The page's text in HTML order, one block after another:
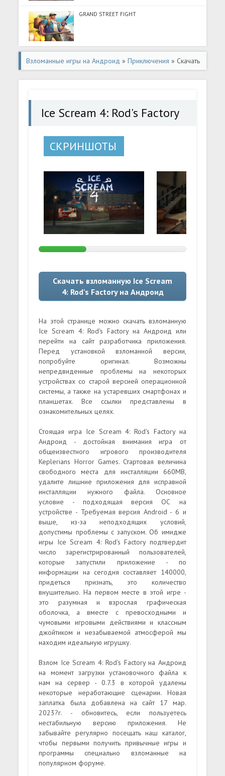
GRAND STREET FIGHT
Взломанные игры на Андроид »Приключения » Скачать
Ice Scream 4: Rod's Factory (Разблокировано все) на
Ice Scream 4: Rod's Factory
СКРИНШОТЫ
Скачать взломанную Ice Scream
4: Rod's Factory на Андроид
На этой странице можно скачать взломанную
Ice Scream 4: Rod's Factory на Андроид или
перейти на сайт разработчика приложения.
Перед установкой взломанной версии,
попробуйте оригинал. Возможны
непредвиденные проблемы на некоторых
устройствах со старой версией операционной
системы, а также на устаревших смартфонах и
планшетах. Все ссылки представлены в
ознакомительных целях.
Стоящая игра Ice Scream 4: Rod's Factory на
Андроид - достойная внимания игра от
общеизвестного игрового производителя
Keplerians Horror Games. Стартовая величина
свободного места для инсталляции 660MB,
удалите лишние приложения для исправной
инсталляции нужного файла. Основное
условие - подходящая версия ОС на
устройстве - Требуемая версия Android - 6 и
выше, из-за неподходящих условий,
допустимы проблемы с запуском. Об имидже
игры Ice Scream 4: Rod's Factory подтвердит
число зарегистрированный пользователей,
которые запустили приложение - по
информации на сегодня составляет 140000,
придеться признать, это количество
внушительно. На первом месте в этой игре -
это разумная и взрослая графическая
оболочка, а вместе с превосходными и
чумовыми игровыми действиями и классным
джойтиком и незабываемой атмосферой мы
находим идеальную игрушку.
Взлом Ice Scream 4: Rod's Factory на Андроид
на момент загрузки установочного файла к
нам на сервер - 0.7.3 в которой удалены
некоторые неработающие сценарии. Новая
заплатка была добавлена на сайт 17 мар.
2023?г. - обновитесь, если пользуетесь
нестабильную версию приложения. Не
забывайте регулярно посещать наш каталог,
чтобы первыми получить привычные игры и
программы специально взломанные на
популярном форуме.